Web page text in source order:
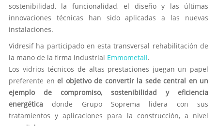
sostenibilidad, la funcionalidad, el diseño y las últimas
innovaciones técnicas han sido aplicadas a las nuevas
instalaciones.
Vidresif ha participado en esta transversal rehabilitación de
la mano de la firma industrial Emmometall.
Los vidrios técnicos de altas prestaciones juegan un papel
preferente en el objetivo de convertir la sede central en un
ejemplo de compromiso, sostenibilidad y eficiencia
energéticadonde Grupo Soprema lidera con sus
tratamientos y aplicaciones para la construcción, a nivel